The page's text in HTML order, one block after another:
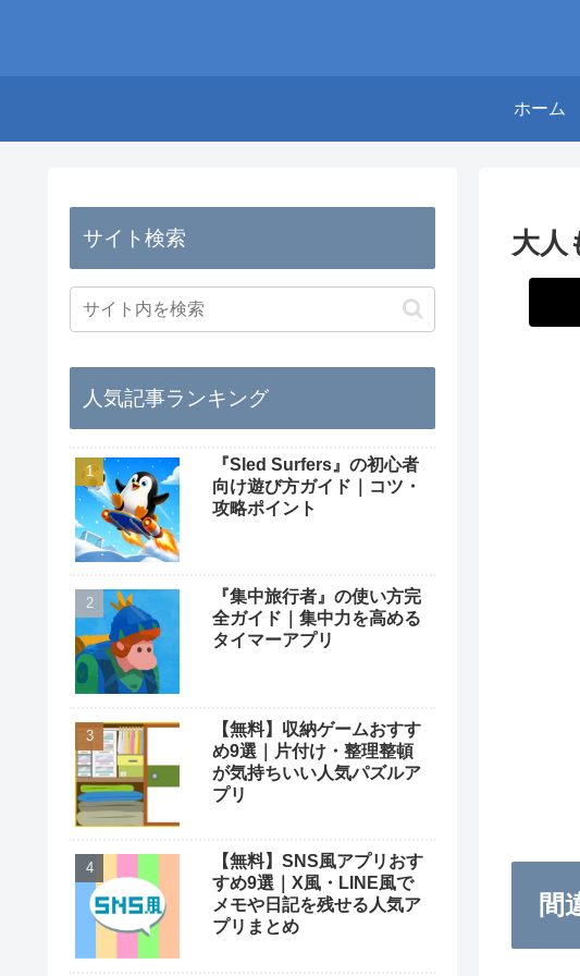
ホーム
大人
間
サイト検索
人気記事ランキング
『Sled Surfers』の初心者
向け遊び方ガイド｜コツ・
攻略ポイント
『集中旅行者』の使い方完
全ガイド｜集中力を高める
タイマーアプリ
【無料】収納ゲームおすす
め9選｜片付け・整理整頓
が気持ちいい人気パズルア
プリ
【無料】SNS風アプリおす
すめ9選｜X風・LINE風で
メモや日記を残せる人気ア
プリまとめ